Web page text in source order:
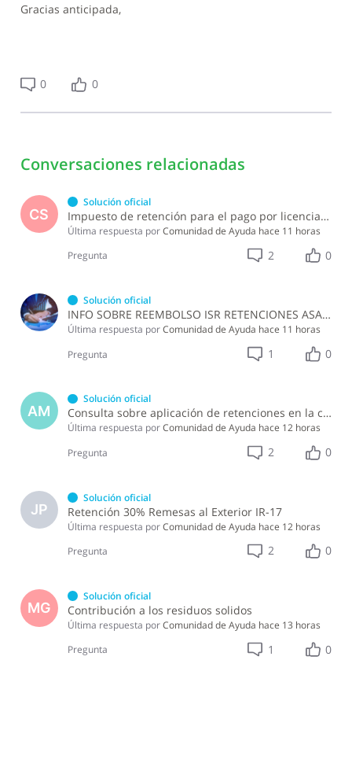
Gracias anticipada,
0 0
Conversaciones relacionadas
CS
Solución oficial
Impuesto de retención para el pago por licencia de software y soporte de software ?
Última respuesta porComunidad de Ayuda hace 11 horas
Pregunta
2 0
Solución oficial
INFO SOBRE REEMBOLSO ISR RETENCIONES ASALARIADOS
Última respuesta porComunidad de Ayuda hace 11 horas
Pregunta
1 0
AM
Solución oficial
Consulta sobre aplicación de retenciones en la compra de alimentos a persona física
Última respuesta porComunidad de Ayuda hace 12 horas
Pregunta
2 0
JP
Solución oficial
Retención 30% Remesas al Exterior IR-17
Última respuesta porComunidad de Ayuda hace 12 horas
Pregunta
2 0
MG
Solución oficial
Contribución a los residuos solidos
Última respuesta porComunidad de Ayuda hace 13 horas
Pregunta
1 0